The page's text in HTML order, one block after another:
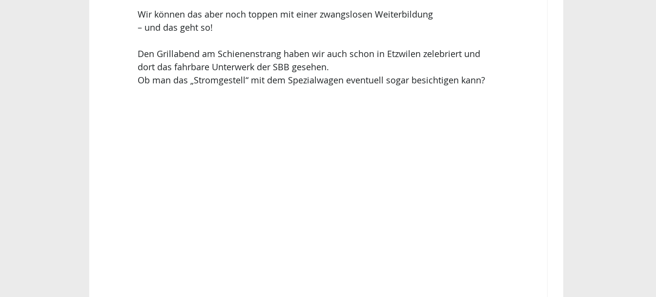
Wir können das aber noch toppen mit einer zwangslosen Weiterbildung
– und das geht so!
Den Grillabend am Schienenstrang haben wir auch schon in Etzwilen zelebriert und
dort das fahrbare Unterwerk der SBB gesehen.
Ob man das „Stromgestell“ mit dem Spezialwagen eventuell sogar besichtigen kann?